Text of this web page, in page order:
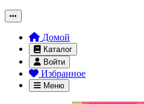
Домой
Каталог
Войти
Избранное
Меню